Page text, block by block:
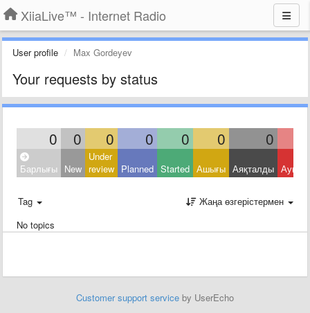
XiiaLive™ - Internet Radio
User profile Max Gordeyev
Your requests by status
0 0 0 0 0 0 0
Барлығы New
Under
review Planned Started Ашығы Аяқталды
Tag
Жаңа өзгерістермен
No topics
Customer support service by UserEcho